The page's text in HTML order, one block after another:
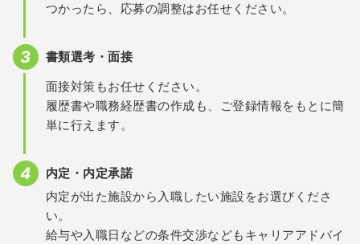
つかったら、応募の調整はお任せください。
書類選考・面接
面接対策もお任せください。
履歴書や職務経歴書の作成も、ご登録情報をもとに簡
単に行えます。
内定・内定承諾
内定が出た施設から入職したい施設をお選びくださ
い。
給与や入職日などの条件交渉などもキャリアアドバイ